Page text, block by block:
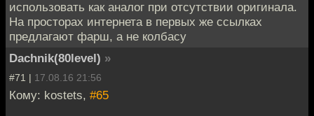
использовать как аналог при отсутствии оригинала.
На просторах интернета в первых же ссылках
предлагают фарш, а не колбасу
Dachnik(80level) »
#71 | 17.08.16 21:56
Кому: kostets, #65